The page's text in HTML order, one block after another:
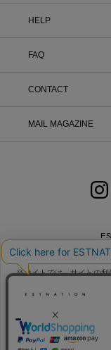
HELP
FAQ
CONTACT
MAIL MAGAZINE
会社概要
個人情報保護方針
当サイトでは、サイトの
ーの使用に同意したこと
ー
をご確認ください。